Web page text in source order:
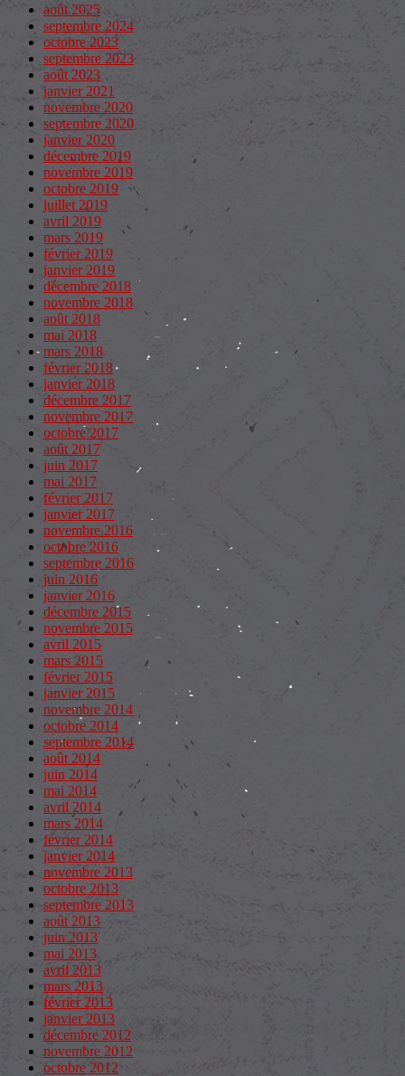
août 2025
septembre 2024
octobre 2023
septembre 2023
août 2023
janvier 2021
novembre 2020
septembre 2020
janvier 2020
décembre 2019
novembre 2019
octobre 2019
juillet 2019
avril 2019
mars 2019
février 2019
janvier 2019
décembre 2018
novembre 2018
août 2018
mai 2018
mars 2018
février 2018
janvier 2018
décembre 2017
novembre 2017
octobre 2017
août 2017
juin 2017
mai 2017
février 2017
janvier 2017
novembre 2016
octobre 2016
septembre 2016
juin 2016
janvier 2016
décembre 2015
novembre 2015
avril 2015
mars 2015
février 2015
janvier 2015
novembre 2014
octobre 2014
septembre 2014
août 2014
juin 2014
mai 2014
avril 2014
mars 2014
février 2014
janvier 2014
novembre 2013
octobre 2013
septembre 2013
août 2013
juin 2013
mai 2013
avril 2013
mars 2013
février 2013
janvier 2013
décembre 2012
novembre 2012
octobre 2012